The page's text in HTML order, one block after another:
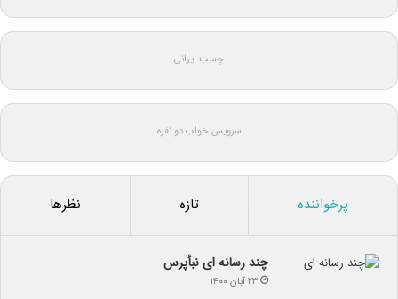
چسب ایرانی
سرویس خواب دو نفره
پرخواننده تازه نظرها
چند رسانه ای نبأپرس
۲۳ آبان ۱۴۰۰